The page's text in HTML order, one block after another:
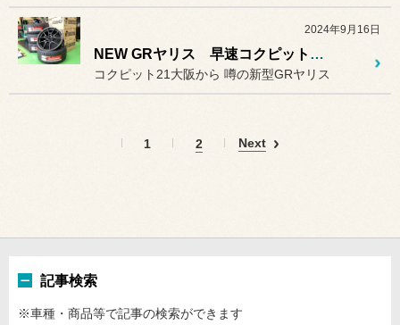
2024年9月16日
NEW GRヤリス 早速コクピット仕様に！！
コクピット21大阪から 噂の新型GRヤリス
1 2 Next
記事検索
※車種・商品等で記事の検索ができます